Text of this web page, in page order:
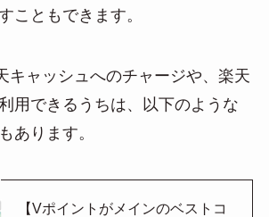
こともできます。
キャッシュへのチャージや、楽天
用できるうちは、以下のような
あります。
【Vポイントがメインのベストコ